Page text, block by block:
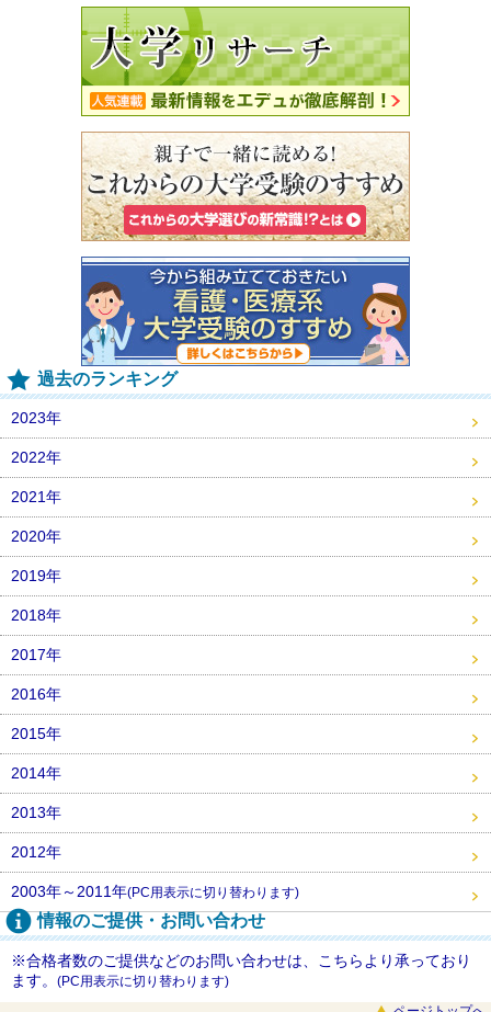
過去のランキング
2023年
2022年
2021年
2020年
2019年
2018年
2017年
2016年
2015年
2014年
2013年
2012年
2003年～2011年(PC用表示に切り替わります)
情報のご提供・お問い合わせ
※合格者数のご提供などのお問い合わせは、こちらより承っており
ます。 (PC用表示に切り替わります)